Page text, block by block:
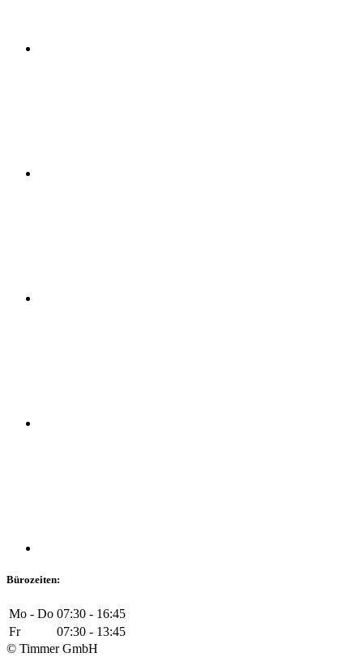
Bürozeiten:
Mo - Do 07:30 - 16:45
Fr
07:30 - 13:45
© Timmer GmbH